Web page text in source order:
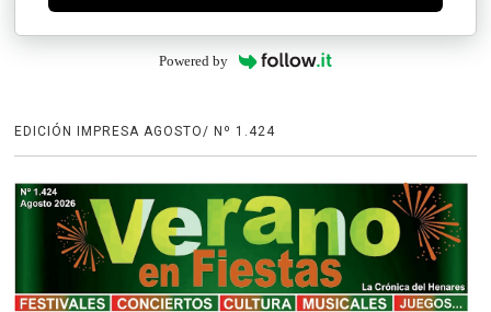
Powered by
EDICIÓN IMPRESA AGOSTO/ Nº 1.424